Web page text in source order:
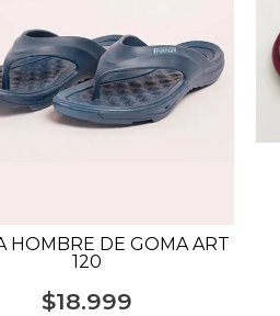
HOMBRE DE GOMA ART
120
$18.999